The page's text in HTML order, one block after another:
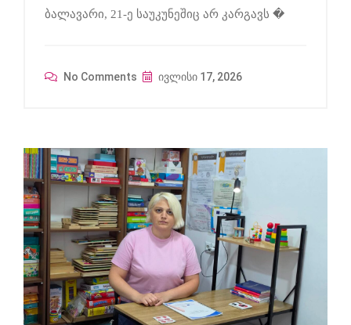
ბალავარი, 21-ე საუკუნეშიც არ კარგავს �
No Comments ივლისი 17, 2026